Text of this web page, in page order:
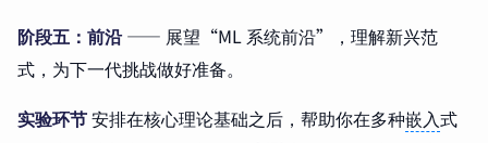
阶段五：前沿—— 展望“ML 系统前沿”，理解新兴范
式，为下一代挑战做好准备。
实验环节安排在核心理论基础之后，帮助你在多种嵌入式